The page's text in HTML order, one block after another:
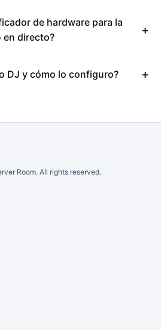
de hardware para la
en directo?
DJ y cómo lo configuro?
Room. All rights reserved.